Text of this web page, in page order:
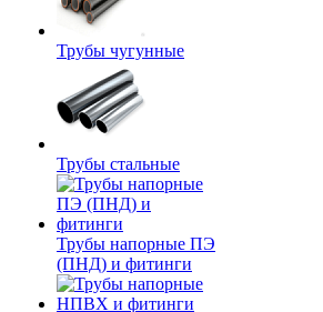
Трубы чугунные
Трубы стальные
Трубы напорные ПЭ
(ПНД) и фитинги